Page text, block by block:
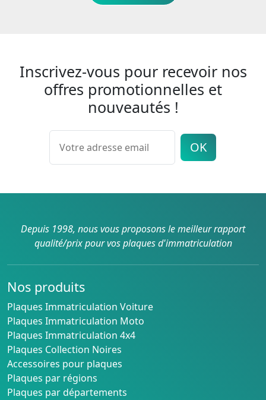
Inscrivez-vous pour recevoir nos
offres promotionnelles et
nouveautés !
OK
Depuis 1998, nous vous proposons le meilleur rapport
qualité/prix pour vos plaques d'immatriculation
Nos produits
Plaques Immatriculation Voiture
Plaques Immatriculation Moto
Plaques Immatriculation 4x4
Plaques Collection Noires
Accessoires pour plaques
Plaques par régions
Plaques par départements